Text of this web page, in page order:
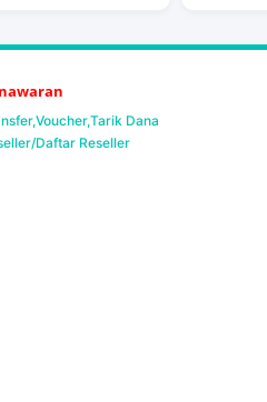
Dana
Daftar Reseller